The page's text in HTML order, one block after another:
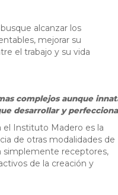
alcanzar los
mejorar su
el trabajo y su vida
desarrollar y
el Instituto Madero es la
de otras modalidades de
simplemente receptores,
de la creación y